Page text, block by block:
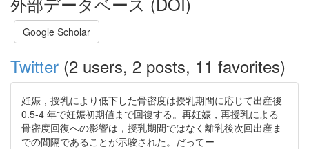
Google Scholar
Twitter (2 users, 2 posts, 11 favorites)
妊娠，授乳により低下した骨密度は授乳期間に応じて出産後
0.5-4 年で妊娠初期値まで回復する。再妊娠，再授乳による
骨密度回復への影響は，授乳期間ではなく離乳後次回出産ま
での間隔であることが示唆された。だってー